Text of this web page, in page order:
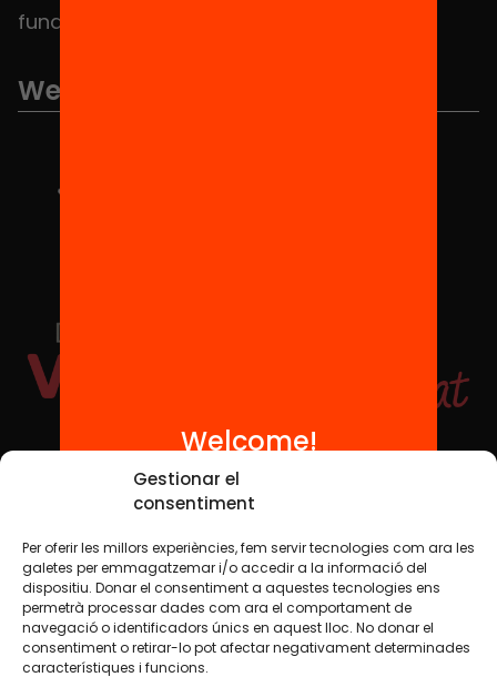
Gestionar el
consentiment
Per oferir les millors experiències, fem servir tecnologies com ara les
galetes per emmagatzemar i/o accedir a la informació del
dispositiu. Donar el consentiment a aquestes tecnologies ens
permetrà processar dades com ara el comportament de
navegació o identificadors únics en aquest lloc. No donar el
consentiment o retirar-lo pot afectar negativament determinades
característiques i funcions.
fundacio@equitat.org
We are part of...
Social Media
TW YTB IG FB IN
Legal NoticeCookie Policy
Welcome!